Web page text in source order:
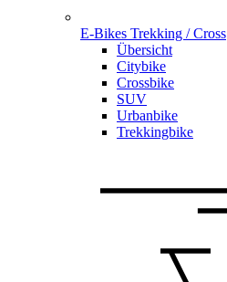
E-Bikes Trekking / Cross
Übersicht
Citybike
Crossbike
SUV
Urbanbike
Trekkingbike